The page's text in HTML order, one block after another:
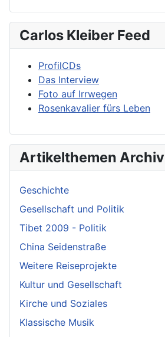
Carlos Kleiber Feed
ProfilCDs
Das Interview
Foto auf Irrwegen
Rosenkavalier fürs Leben
Artikelthemen Archiv
Geschichte
Gesellschaft und Politik
Tibet 2009 - Politik
China Seidenstraße
Weitere Reiseprojekte
Kultur und Gesellschaft
Kirche und Soziales
Klassische Musik